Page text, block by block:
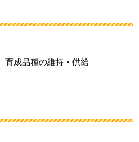
育成品種の維持・供給